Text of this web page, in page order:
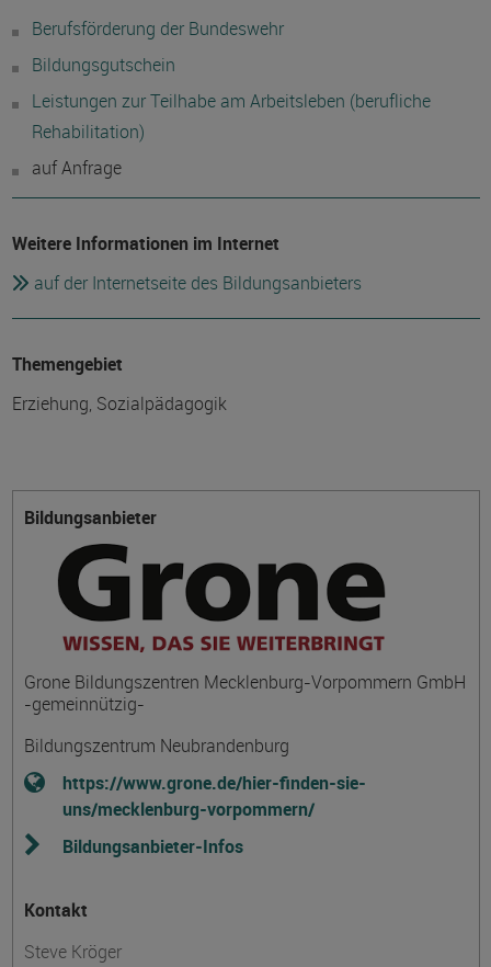
Berufsförderung der Bundeswehr
Bildungsgutschein
Leistungen zur Teilhabe am Arbeitsleben (berufliche
Rehabilitation)
auf Anfrage
Weitere Informationen im Internet
auf der Internetseite des Bildungsanbieters
Themengebiet
Erziehung, Sozialpädagogik
Bildungsanbieter
Grone Bildungszentren Mecklenburg-Vorpommern GmbH
-gemeinnützig-
Bildungszentrum Neubrandenburg
https://www.grone.de/hier-finden-sie-
uns/mecklenburg-vorpommern/
Bildungsanbieter-Infos
Kontakt
Steve Kröger